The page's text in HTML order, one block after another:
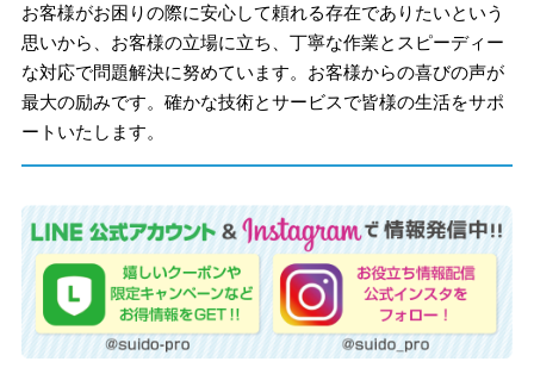
お客様がお困りの際に安心して頼れる存在でありたいという
思いから、お客様の立場に立ち、丁寧な作業とスピーディー
な対応で問題解決に努めています。お客様からの喜びの声が
最大の励みです。確かな技術とサービスで皆様の生活をサポ
ートいたします。